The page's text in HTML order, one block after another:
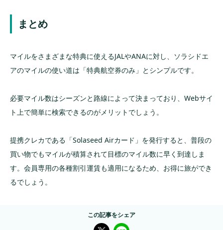
まとめ
マイルをさまざまな特典に使えるJALやANAに対し、ソラシドエ
アのマイルの使い道は「特典航空券のみ」とシンプルです。
必要マイル数はシーズンと路線によって決まっており、Webサイ
ト上で簡単に検索できるのがメリットでしょう。
提携クレカである「Solaseed Airカード」を発行すると、普段の
買い物でもマイルが積算されて目標のマイル数に早く到達しま
す。会員専用の各種割引運賃も適用になるため、お得に旅ができ
るでしょう。
この記事をシェア